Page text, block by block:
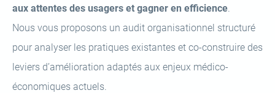
aux attentes des usagers et gagner en efficience.
Nous vous proposons un audit organisationnel structuré
pour analyser les pratiques existantes et co-construire des
leviers d’amélioration adaptés aux enjeux médico-
économiques actuels.